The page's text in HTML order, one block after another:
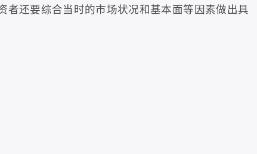
者还要综合当时的市场状况和基本面等因素做出具